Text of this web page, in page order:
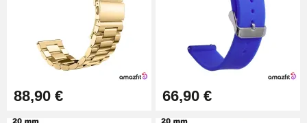
Pince à Poinçonner (pince trou)
57,42 €
Pince Trou pour Bracelet de
88,90 € 66,90 €